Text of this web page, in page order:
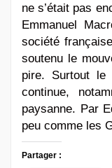
ne s’était pas
Emmanuel
société
soutenu le
pire. Surtout le
continue,
paysanne. Par
peu comme les
Partager :